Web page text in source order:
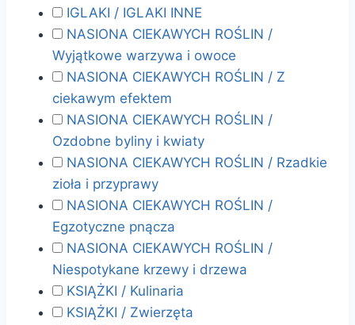
IGLAKI / IGLAKI INNE
NASIONA CIEKAWYCH ROŚLIN /
Wyjątkowe warzywa i owoce
NASIONA CIEKAWYCH ROŚLIN / Z
ciekawym efektem
NASIONA CIEKAWYCH ROŚLIN /
Ozdobne byliny i kwiaty
NASIONA CIEKAWYCH ROŚLIN / Rzadkie
zioła i przyprawy
NASIONA CIEKAWYCH ROŚLIN /
Egzotyczne pnącza
NASIONA CIEKAWYCH ROŚLIN /
Niespotykane krzewy i drzewa
KSIĄŻKI / Kulinaria
KSIĄŻKI / Zwierzęta